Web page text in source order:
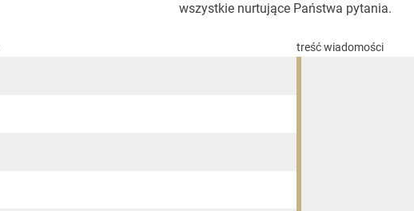
wszystkie nurtujące Państwa pytania.
treść wiadomości